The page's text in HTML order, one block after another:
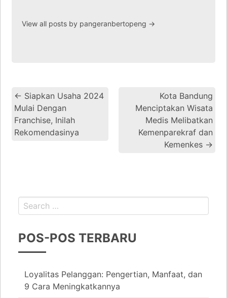
View all posts by pangeranbertopeng →
← Siapkan Usaha 2024
Mulai Dengan
Franchise, Inilah
Rekomendasinya
Kota Bandung
Menciptakan Wisata
Medis Melibatkan
Kemenparekraf dan
Kemenkes →
POS-POS TERBARU
Loyalitas Pelanggan: Pengertian, Manfaat, dan
9 Cara Meningkatkannya